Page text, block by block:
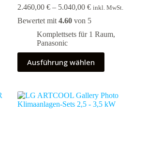
2.460,00 € – 5.040,00 €Preisspanne:
bis
5.040,00 €
inkl. MwSt.
Bewertet mit 4.60von 5
Komplettsets für 1 Raum,
Panasonic
Ausführung wählen
Dieses
Produkt
weist
Varianten
auf.
Die